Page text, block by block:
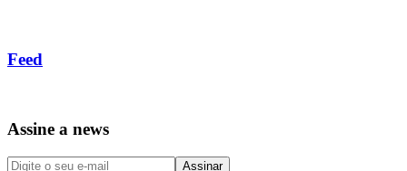
Feed
Assine a news